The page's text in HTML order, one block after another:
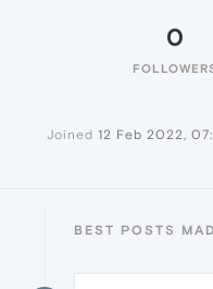
0
Joined 12 Feb 2022,
BEST POSTS